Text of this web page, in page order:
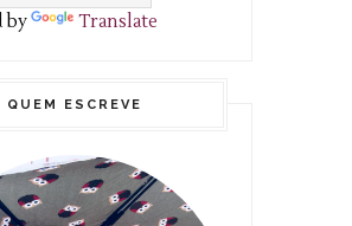
by Translate
QUEM ESCREVE